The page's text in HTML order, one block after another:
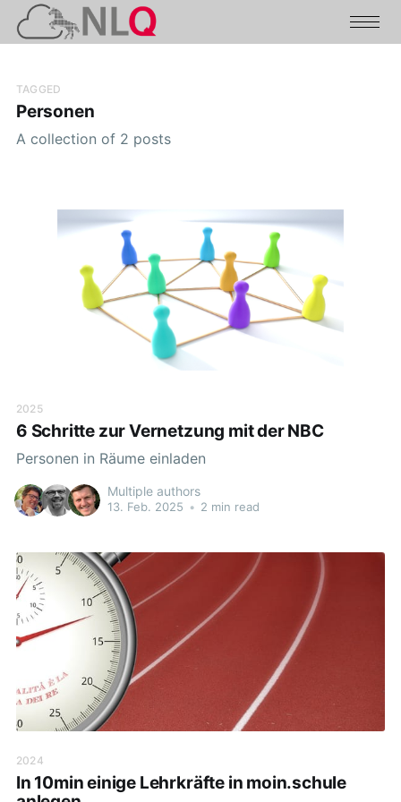
TAGGED
Personen
A collection of 2 posts
2025
6 Schritte zur Vernetzung mit der NBC
Personen in Räume einladen
Multiple authors
13. Feb. 2025 • 2 min read
2024
In 10min einige Lehrkräfte in moin.schule